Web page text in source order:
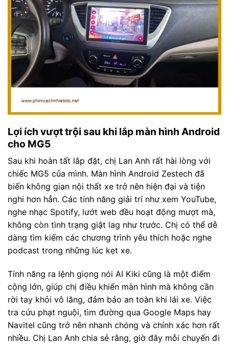
Lợi ích vượt trội sau khi lắp màn hình Android
cho MG5
Sau khi hoàn tất lắp đặt, chị Lan Anh rất hài lòng với
chiếc MG5 của mình. Màn hình Android Zestech đã
biến không gian nội thất xe trở nên hiện đại và tiện
nghi hơn hẳn. Các tính năng giải trí như xem YouTube,
nghe nhạc Spotify, lướt web đều hoạt động mượt mà,
không còn tình trạng giật lag như trước. Chị có thể dễ
dàng tìm kiếm các chương trình yêu thích hoặc nghe
podcast trong những lúc kẹt xe.
Tính năng ra lệnh giọng nói AI Kiki cũng là một điểm
cộng lớn, giúp chị điều khiển màn hình mà không cần
rời tay khỏi vô lăng, đảm bảo an toàn khi lái xe. Việc
tra cứu phạt nguội, tìm đường qua Google Maps hay
Navitel cũng trở nên nhanh chóng và chính xác hơn rất
nhiều. Chị Lan Anh chia sẻ rằng, giờ đây mỗi chuyến đi